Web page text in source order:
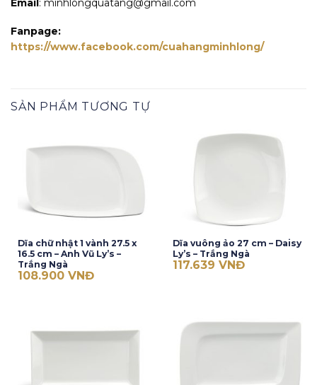
Email : minhlongquatang@gmail.com
Fanpage:
https://www.facebook.com/cuahangminhlong/
SẢN PHẨM TƯƠNG TỰ
Dĩa chữ nhật 1 vành 27.5 x
16.5 cm – Anh Vũ Ly’s –
Trắng Ngà
108.900 VNĐ
Dĩa vuông ảo 27 cm – Daisy
Ly’s – Trắng Ngà
117.639 VNĐ